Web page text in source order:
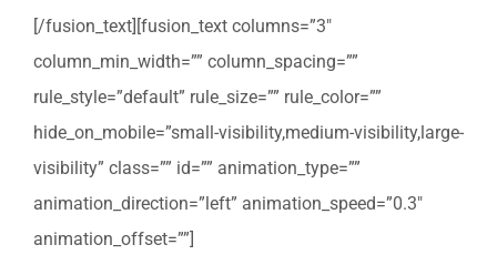
[/fusion_text][fusion_text columns=”3″
column_min_width=”” column_spacing=””
rule_style=”default” rule_size=”” rule_color=””
hide_on_mobile=”small-visibility,medium-visibility,large-
visibility” class=”” id=”” animation_type=””
animation_direction=”left” animation_speed=”0.3″
animation_offset=””]